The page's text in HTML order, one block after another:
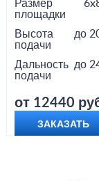
Размер
площадки
Высота
подачи
до
Дальность
подачи
до
от 12440
ЗАКАЗАТЬ